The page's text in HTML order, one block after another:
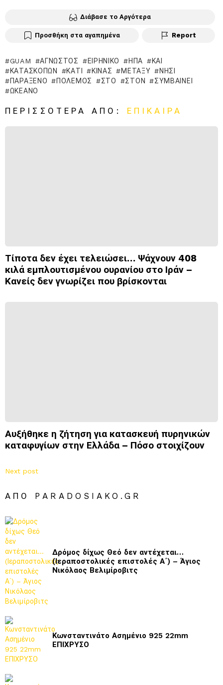
Διάβασε το Αργότερα
Προσθήκη στα αγαπημένα Report
GUAM ΆΓΝΩΣΤΟΣ ΕΙΡΗΝΙΚΌ ΗΠΑ
ΚΑΙ
ΚΑΤΑΣΚΌΠΩΝ
ΚΆΤΙ ΚΊΝΑΣ ΜΕΤΑΞΎ
ΝΗΣΊ
ΠΑΡΆΞΕΝΟ
ΠΌΛΕΜΟΣ ΣΤΟ ΣΤΟΝ
ΣΥΜΒΑΊΝΕΙ
ΩΚΕΑΝΌ
ΠΕΡΙΣΣΌΤΕΡΑ ΑΠΌ: ΕΠΊΚΑΙΡΑ
Τίποτα δεν έχει τελειώσει… Ψάχνουν 408
κιλά εμπλουτισμένου ουρανίου στο Ιράν –
Κανείς δεν γνωρίζει που βρίσκονται
Αυξήθηκε η ζήτηση για κατασκευή πυρηνικών
καταφυγίων στην Ελλάδα – Πόσο στοιχίζουν
Next post
ΑΠΌ PARADOSIAKO.GR
Δρόμος δίχως Θεό δεν αντέχεται…
(Ιεραποστολικές επιστολές Α΄) – Άγιος
Νικόλαος Βελιμίροβιτς
Κωνσταντινάτο Ασημένιο 925 22mm
ΕΠΙΧΡΥΣΟ